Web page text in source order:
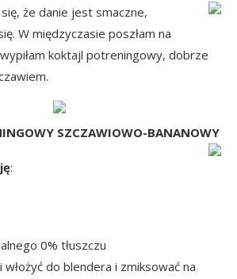
że danie jest smaczne,
W międzyczasie poszłam na
koktajl potreningowy, dobrze
SZCZAWIOWO-BANANOWY
:
0% tłuszczu
włożyć do blendera i zmiksować na